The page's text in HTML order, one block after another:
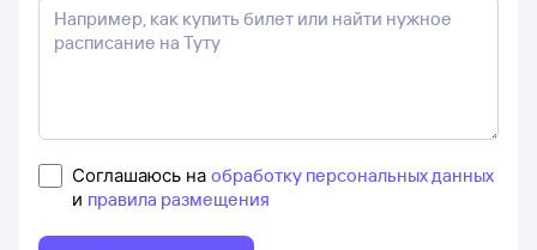
Соглашаюсь на обработку персональных данных
и правила размещения